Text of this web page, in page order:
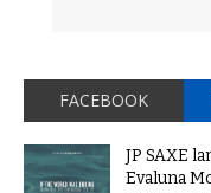
FACEBOOK
JP SAXE
Evaluna